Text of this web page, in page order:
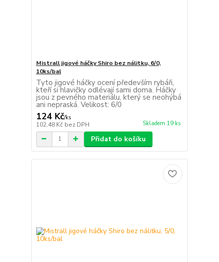
Mistrall jigové háčky Shiro bez nálitku, 6/0,
10ks/bal
Tyto jigové háčky ocení především rybáři,
kteří si hlavičky odlévají sami doma. Háčky
jsou z pevného materiálu, který se neohýbá
ani nepraská. Velikost: 6/0
124 Kč/ks
102,48 Kč bez DPH Skladem 19 ks
Přidat do košíku